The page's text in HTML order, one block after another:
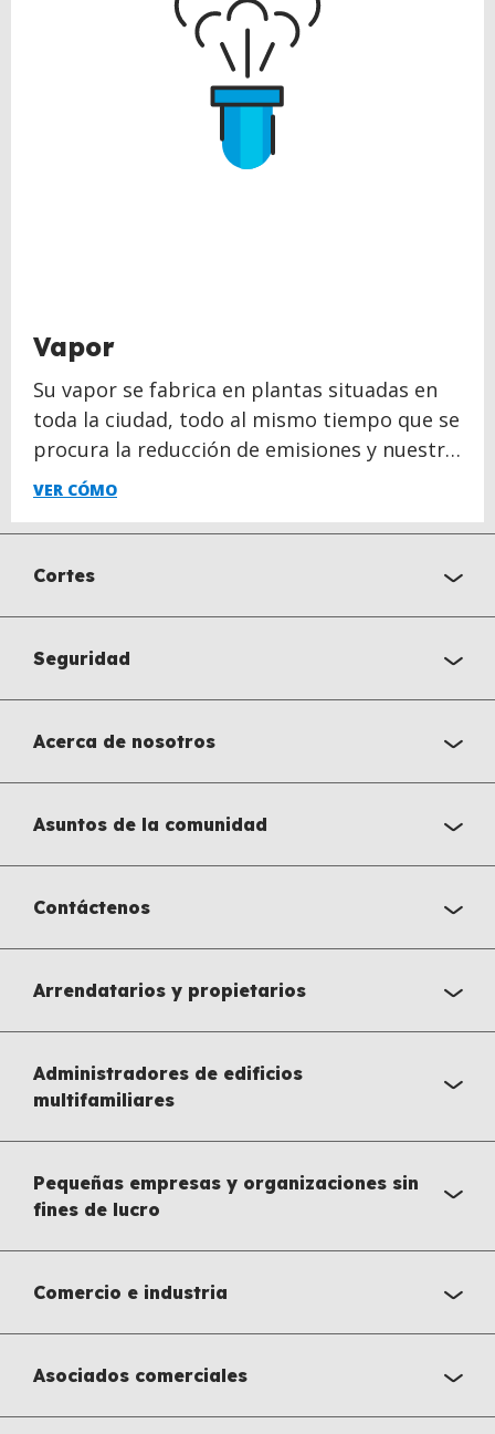
Vapor
Su vapor se fabrica en plantas situadas en
toda la ciudad, todo al mismo tiempo que se
procura la reducción de emisiones y nuestra
huella de carbono.
VER CÓMO
Cortes
Seguridad
Acerca de nosotros
Asuntos de la comunidad
Contáctenos
Arrendatarios y propietarios
Administradores de edificios
multifamiliares
Pequeñas empresas y organizaciones sin
fines de lucro
Comercio e industria
Asociados comerciales